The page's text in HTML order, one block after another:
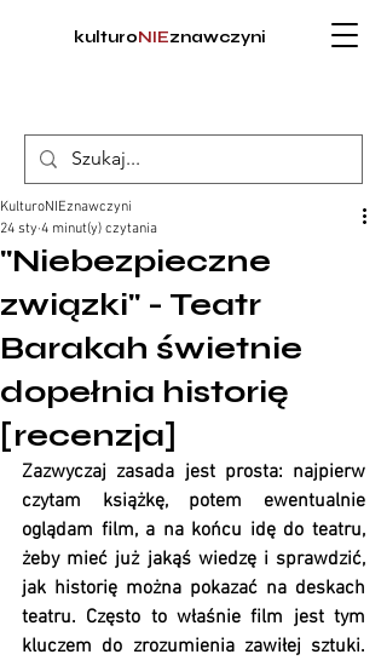
kulturoNIEznawczyni
"Niebezpieczne
związki" - Teatr
Barakah świetnie
dopełnia historię
[recenzja]
KulturoNIEznawczyni
24 sty 4 minut(y) czytania
Zazwyczaj zasada jest prosta: najpierw
czytam książkę, potem ewentualnie
oglądam film, a na końcu idę do teatru,
żeby mieć już jakąś wiedzę i sprawdzić,
jak historię można pokazać na deskach
teatru. Często to właśnie film jest tym
kluczem do zrozumienia zawiłej sztuki.